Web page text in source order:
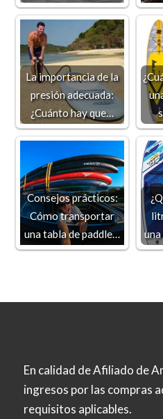
La importancia de la
presión adecuada:
¿Cuánto hay que…
Consejos prácticos:
Cómo transportar
una tabla de paddle…
una
En calidad de Afiliado de
ingresos por las compras
requisitos aplicables.